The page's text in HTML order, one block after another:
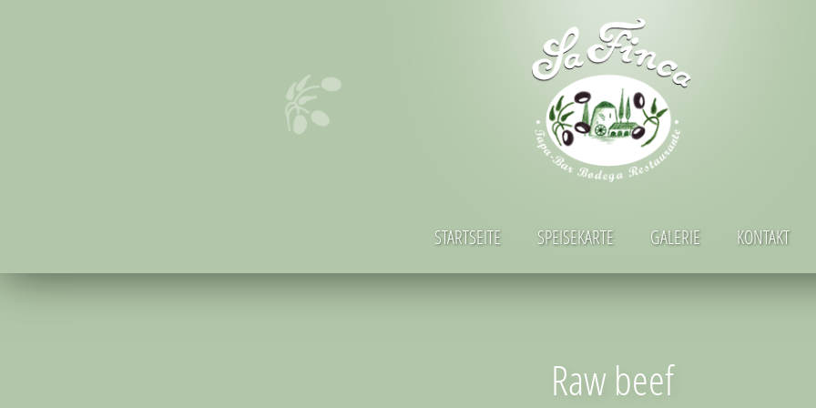
STARTSEITE SPEISEKARTE GALERIE KONTAKT
Raw beef